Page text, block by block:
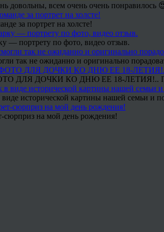
довольны, всем очень очень понравилось
за портрет на холсте!
— портрету по фото, видео отзыв.
так не ожиданно и оригинально
ДЛЯ ДОЧКИ КО ДНЮ ЕЕ 18-
исторической картины нашей семьи и
сюрприз на мой день рождения!